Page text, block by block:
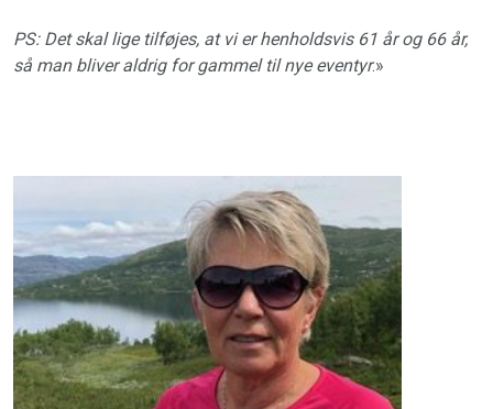
PS: Det skal lige tilføjes, at vi er henholdsvis 61 år og 66 år,
så man bliver aldrig for gammel til nye eventyr.»